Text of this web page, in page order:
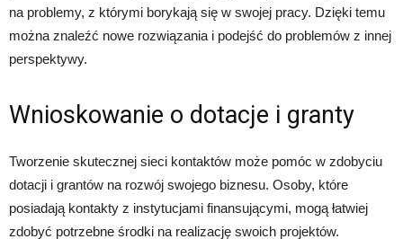
na problemy, z którymi borykają się w swojej pracy. Dzięki temu
można znaleźć nowe rozwiązania i podejść do problemów z innej
perspektywy.
Wnioskowanie o dotacje i granty
Tworzenie skutecznej sieci kontaktów może pomóc w zdobyciu
dotacji i grantów na rozwój swojego biznesu. Osoby, które
posiadają kontakty z instytucjami finansującymi, mogą łatwiej
zdobyć potrzebne środki na realizację swoich projektów.